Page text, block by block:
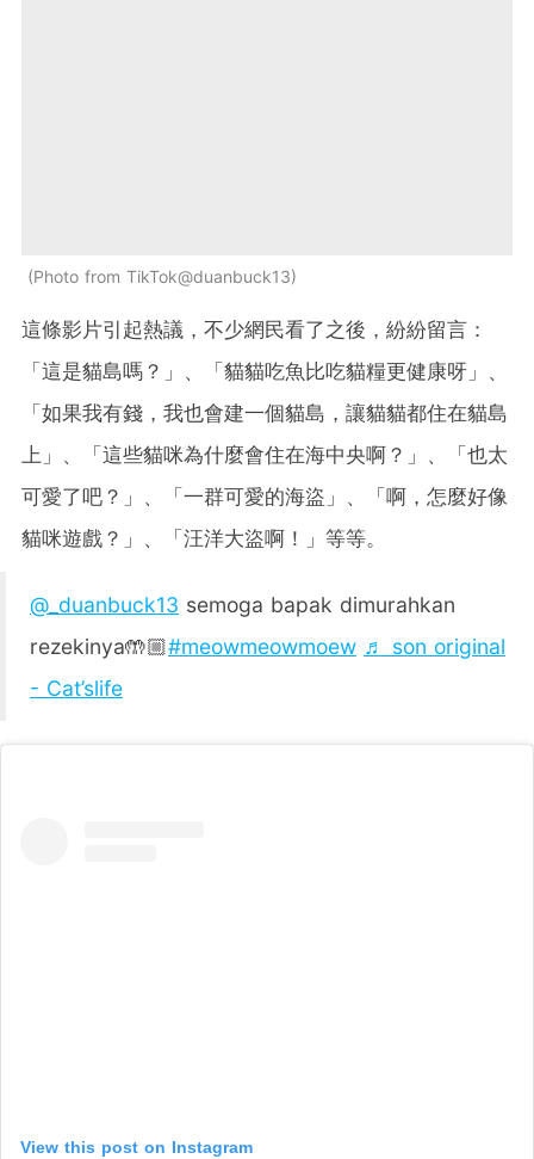
Photo from TikTok@duanbuck13
這條影片引起熱議，不少網民看了之後，紛紛留言：
「這是貓島嗎？」、「貓貓吃魚比吃貓糧更健康呀」、
「如果我有錢，我也會建一個貓島，讓貓貓都住在貓島
上」、「這些貓咪為什麼會住在海中央啊？」、「也太
可愛了吧？」、「一群可愛的海盜」、「啊，怎麼好像
貓咪遊戲？」、「汪洋大盜啊！」等等。
@_duanbuck13 semoga bapak dimurahkan
rezekinya🤲🏼#meowmeowmoew ♬ son original
- Cat’slife
View this post on Instagram